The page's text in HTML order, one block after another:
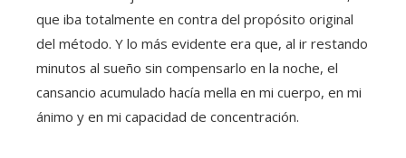
que iba totalmente en contra del propósito original
del método. Y lo más evidente era que, al ir restando
minutos al sueño sin compensarlo en la noche, el
cansancio acumulado hacía mella en mi cuerpo, en mi
ánimo y en mi capacidad de concentración.